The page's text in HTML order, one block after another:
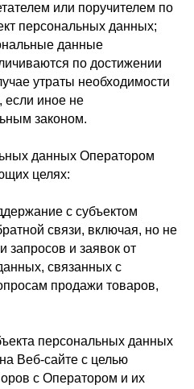
или поручителем по
персональных данных;
данные
по достижении
утраты необходимости
если иное не
законом.
данных Оператором
целях:
с субъектом
связи, включая, но не
запросов и заявок от
связанных с
продажи товаров,
персональных данных
Веб-сайте с целью
с Оператором и их